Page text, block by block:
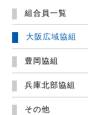
組合員一覧
大阪広域協組
豊岡協組
兵庫北部協組
その他